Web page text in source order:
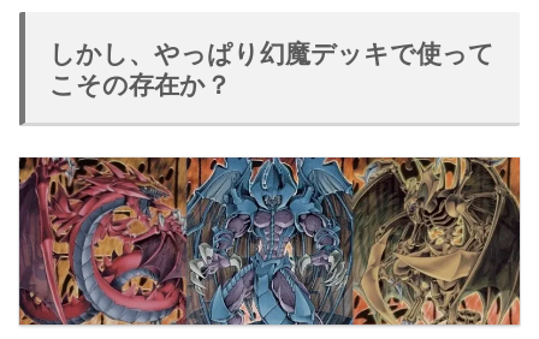
しかし、やっぱり幻魔デッキで使って
こその存在か？